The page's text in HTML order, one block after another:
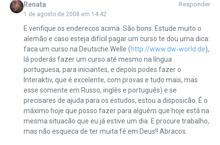
Renata
1 de agosto de 2008 em 14:42
Responder
E verifique os enderecos acima. São bons. Estude muito o
alemão e caso esteja difícil pagar um curso te dou uma dica:
faca um curso na Deutsche Welle (http://www.dw-world.de),
lá poderás fazer um curso até mesmo na língua
portuguesa, para iniciantes, e depois podes fazer o
Interaktiv, que é excelente, com provas e tudo mais, mas
esse somente em Russo, inglês e português) e se
precisares de ajuda para os estudos, estou a disposicão. É o
máximo hoje que posso fazer para alguém que hoje está na
mesma situacão que eu já estive um dia. E procure trabalho,
mas não esqueca de ter muita fé em Deus!! Abracos.